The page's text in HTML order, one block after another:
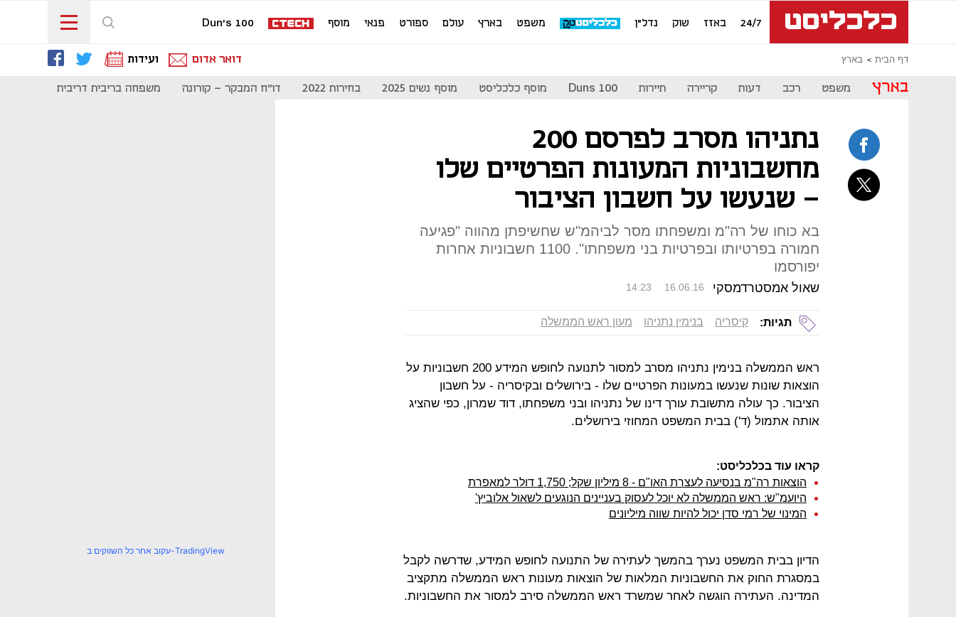
24/7 באזז שוק נדל"ן משפט בארץ עולם ספורט פנאי מוסף Dun's 100
דף הבית בארץ דואר אדום ועידות
בארץ משפט רכב דעות קריירה תיירות Duns 100 מוסף כלכליסט מוסף נשים 2025 בחירות 2022 דו"ח המבקר - קורונה משפחה בריבית דריבית
נתניהו מסרב לפרסם 200
מחשבוניות המעונות הפרטיים שלו
- שנעשו על חשבון הציבור
בא כוחו של רה"מ ומשפחתו מסר לביהמ"ש שחשיפתן מהווה "פגיעה
חמורה בפרטיותו ובפרטיות בני משפחתו". 1100 חשבוניות אחרות
יפורסמו
שאול אמסטרדמסקי 14:23 16.06.16
תגיות: קיסריה בנימין נתניהו מעון ראש הממשלה
ראש הממשלה בנימין נתניהו מסרב למסור לתנועה לחופש המידע 200 חשבוניות על
הוצאות שונות שנעשו במעונות הפרטיים שלו - בירושלים ובקיסריה - על חשבון
הציבור. כך עולה מתשובת עורך דינו של נתניהו ובני משפחתו, דוד שמרון, כפי שהציג
אותה אתמול (ד') בבית המשפט המחוזי בירושלים.
קראו עוד בכלכליסט:
הוצאות רה"מ בנסיעה לעצרת האו"ם - 8 מיליון שקל; 1,750 דולר למאפרת
היועמ"ש: ראש הממשלה לא יוכל לעסוק בעניינים הנוגעים לשאול אלוביץ'
המינוי של רמי סדן יכול להיות שווה מיליונים
הדיון בבית המשפט נערך בהמשך לעתירה של התנועה לחופש המידע, שדרשה לקבל
במסגרת החוק את החשבוניות המלאות של הוצאות מעונות ראש הממשלה מתקציב
המדינה. העתירה הוגשה לאחר שמשרד ראש הממשלה סירב למסור את החשבוניות.
עקוב אחר כל השווקים ב-TradingView